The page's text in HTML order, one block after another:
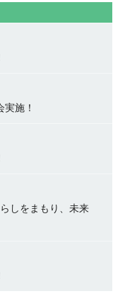
施！
しをまもり、未来